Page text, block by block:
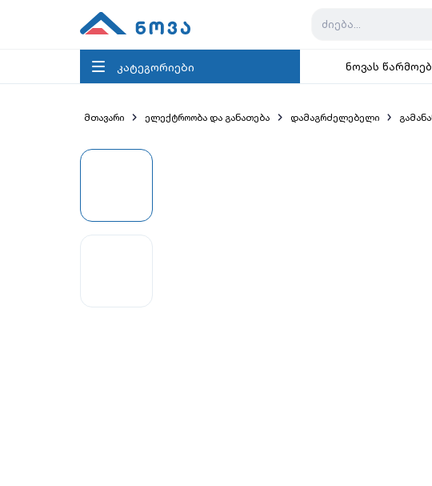
კატეგორიები ნოვას
მთავარი ელექტროობა და განათება დამაგრძელებელი